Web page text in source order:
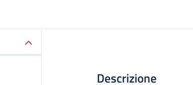
Descrizione